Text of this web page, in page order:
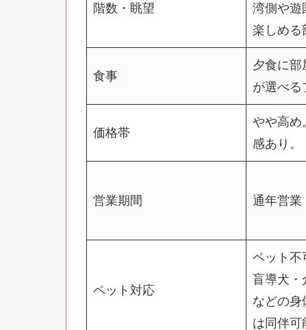
階数・眺望
湾側や遊
楽しめる
食事
夕食に部
が選べる
価格帯
やや高め
感あり。
営業期間 通年営業
ペット対応
ペット不
盲導犬・
などの身
は同伴可